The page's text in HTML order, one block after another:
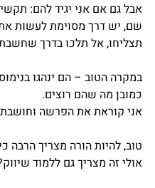
אבל גם אם אני יגיד להם:
שם, יש דרך מסוימת לעשות
תצליחו, אל תלכו בדרך
במקרה הטוב – הם ינהגו
כמובן מה שהם רוצים.
אני קוראת את הפרשה
טוב, להיות הורה מצריך הרבה
אולי זה מצריך גם ללמוד